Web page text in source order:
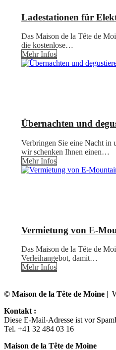
Ladestationen für
Das Maison de la Tête de
die kostenlose…
Mehr Infos
Übernachten und
Verbringen Sie eine Nacht in
wir schenken Ihnen einen…
Mehr Infos
Vermietung von E-
Das Maison de la Tête de
Verleihangebot, damit…
Mehr Infos
© Maison de la Tête de Moine |
Kontakt :
Diese E-Mail-Adresse ist vor
Tel. +41 32 484 03 16
Maison de la Tête de Moine